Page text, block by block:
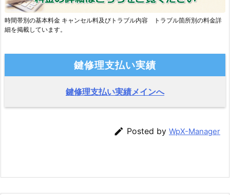
時間帯別の基本料金 キャンセル料及びトラブル内容 トラブル箇所別の料金詳
細を掲載しています。
鍵修理支払い実績
鍵修理支払い実績メインへ
 Posted by WpX-Manager